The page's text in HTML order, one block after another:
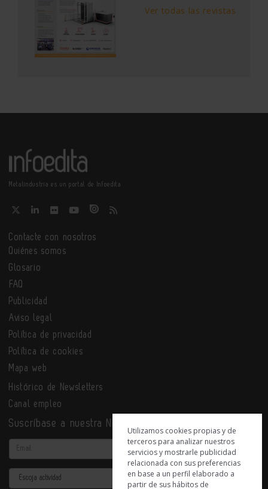
Ver todas las revistas
Metalindustria es un portal de Infoedita
Contacte con nosotros
Quiénes somos
Glosario
FAQ
Publicidad
Aviso legal
Política de privacidad
Política de cookies
Mapa web
Histórico de Newsletters
Canal empleo
Suscríbase a nuestra Newsletter
Email
Actividad
Utilizamos cookies propias y de
terceros para analizar nuestros
servicios y mostrarle publicidad
relacionada con sus preferencias
en base a un perfil elaborado a
partir de sus hábitos de